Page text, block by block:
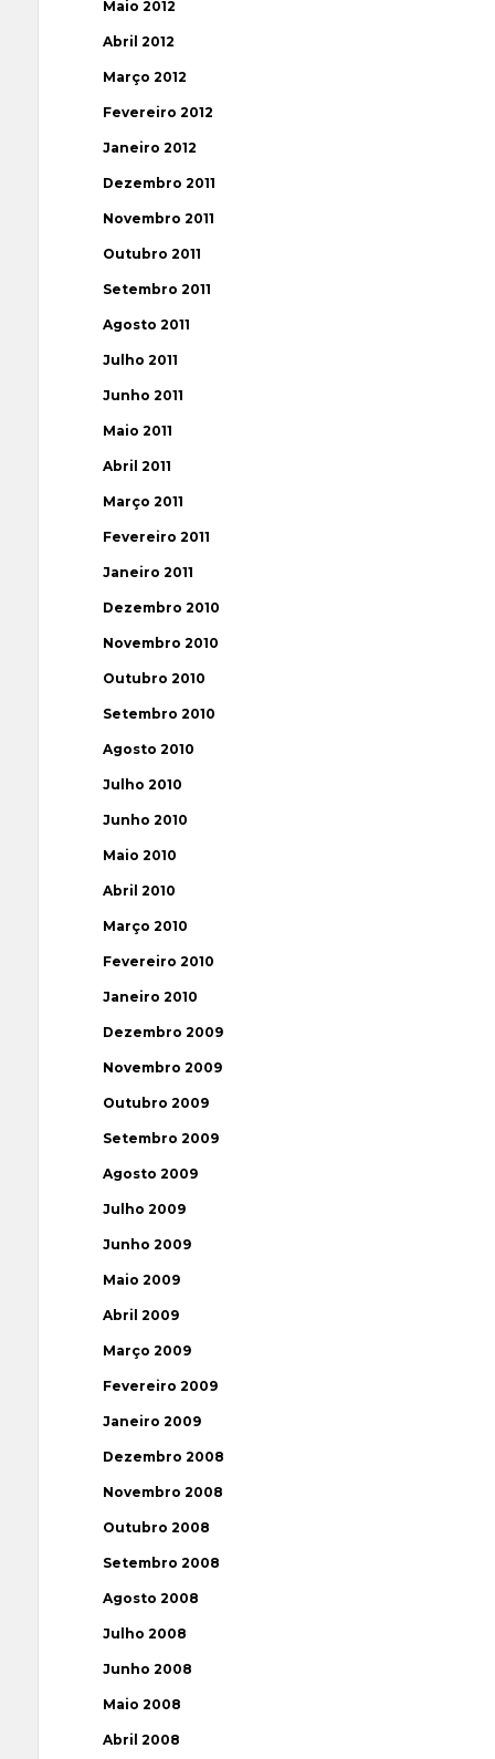
Maio 2012
Abril 2012
Março 2012
Fevereiro 2012
Janeiro 2012
Dezembro 2011
Novembro 2011
Outubro 2011
Setembro 2011
Agosto 2011
Julho 2011
Junho 2011
Maio 2011
Abril 2011
Março 2011
Fevereiro 2011
Janeiro 2011
Dezembro 2010
Novembro 2010
Outubro 2010
Setembro 2010
Agosto 2010
Julho 2010
Junho 2010
Maio 2010
Abril 2010
Março 2010
Fevereiro 2010
Janeiro 2010
Dezembro 2009
Novembro 2009
Outubro 2009
Setembro 2009
Agosto 2009
Julho 2009
Junho 2009
Maio 2009
Abril 2009
Março 2009
Fevereiro 2009
Janeiro 2009
Dezembro 2008
Novembro 2008
Outubro 2008
Setembro 2008
Agosto 2008
Julho 2008
Junho 2008
Maio 2008
Abril 2008